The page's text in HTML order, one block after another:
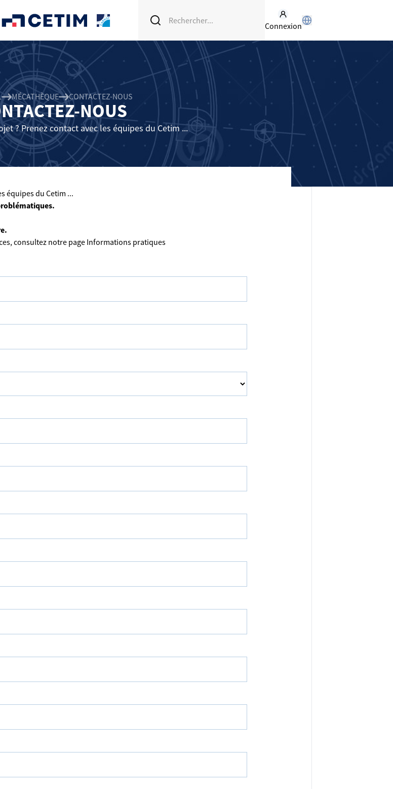
Connexion
MÉCATHÈQUE CONTACTEZ-NOUS
NOUS
? Prenez contact avec les équipes du Cetim ...
équipes du Cetim ...
consultez notre page Informations pratiques